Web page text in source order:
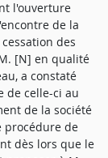
l'ouverture
de la
des
[N] en qualité
a constaté
de celle-ci au
de la société
procédure de
dès lors que le